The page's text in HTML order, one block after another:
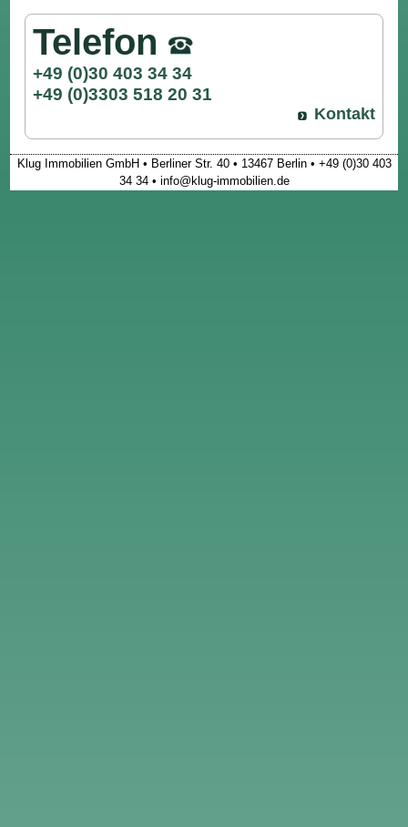
Telefon
+49 (0)30 403 34 34
+49 (0)3303 518 20 31
Kontakt
Klug Immobilien GmbH • Berliner Str. 40 • 13467 Berlin • +49 (0)30 403
34 34 • info@klug-immobilien.de